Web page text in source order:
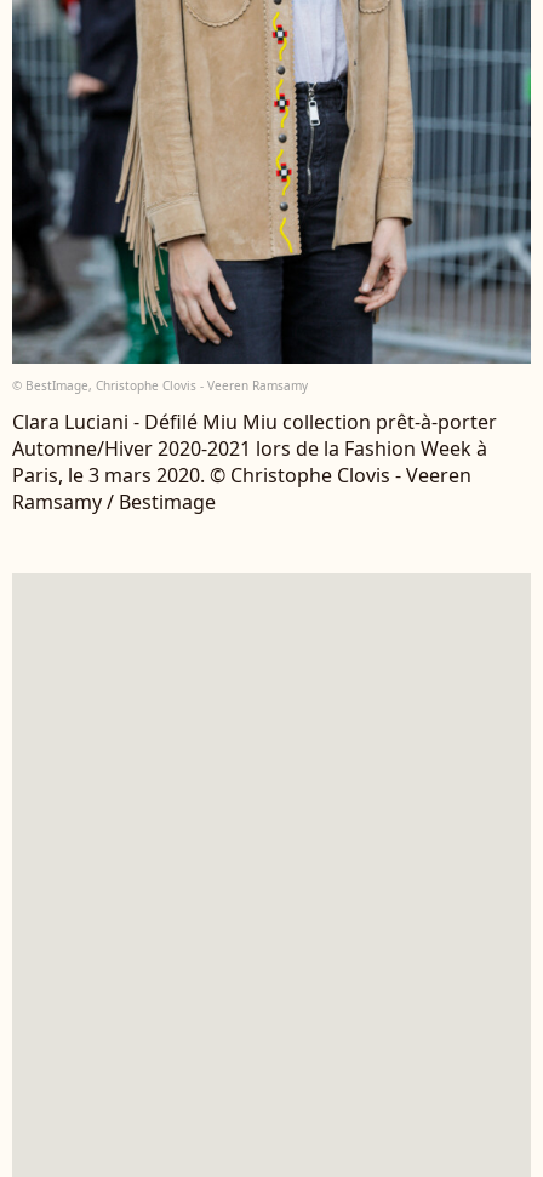
© BestImage, Christophe Clovis - Veeren Ramsamy
Clara Luciani - Défilé Miu Miu collection prêt-à-porter
Automne/Hiver 2020-2021 lors de la Fashion Week à
Paris, le 3 mars 2020. © Christophe Clovis - Veeren
Ramsamy / Bestimage